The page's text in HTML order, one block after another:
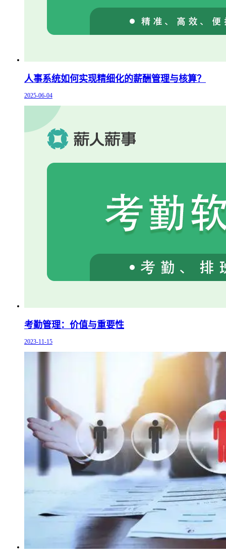
人事系统如何实现精细化的薪酬管理与核算？
2025-06-04
考勤管理：价值与重要性
2023-11-15